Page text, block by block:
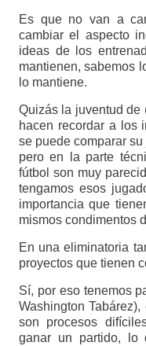
Es que no van a
cambiar el aspecto
ideas de los
mantienen, sabemos
lo mantiene.
Quizás la juventud de
hacen recordar a los
se puede comparar
pero en la parte
fútbol son muy
tengamos esos
importancia que
mismos condimentos
En una eliminatoria
proyectos que tienen
Sí, por eso tenemos
Washington
son procesos
ganar un partido, lo